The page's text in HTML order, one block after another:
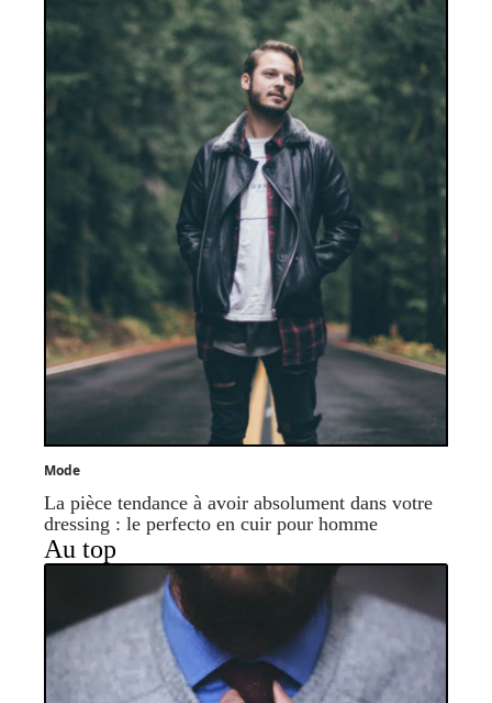
Mode
La pièce tendance à avoir absolument dans votre
dressing : le perfecto en cuir pour homme
Au top